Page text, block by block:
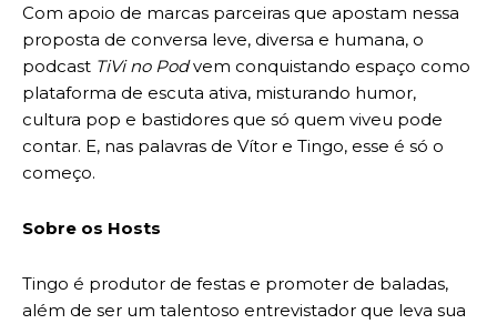
Com apoio de marcas parceiras que apostam nessa
proposta de conversa leve, diversa e humana, o
podcast TiVi no Podvem conquistando espaço como
plataforma de escuta ativa, misturando humor,
cultura pop e bastidores que só quem viveu pode
contar. E, nas palavras de Vítor e Tingo, esse é só o
começo.
Sobre os Hosts
Tingo é produtor de festas e promoter de baladas,
além de ser um talentoso entrevistador que leva sua